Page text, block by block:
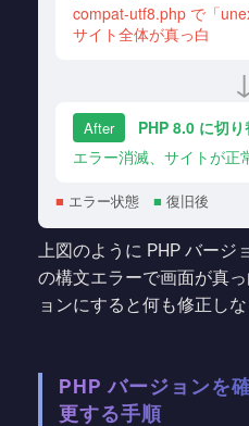
compat-utf8.php で「
サイト全体が真っ白
After
PHP 8.0 に切り
エラー消滅、サイトが正
■ エラー状態 ■ 復旧後
上図のように PHP バー
の構文エラーで画面が真
ョンにすると何も修正し
PHP バージョンを
更する手順